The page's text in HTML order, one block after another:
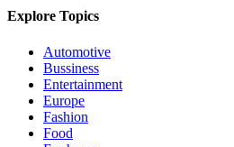
Explore Topics
Automotive
Bussiness
Entertainment
Europe
Fashion
Food